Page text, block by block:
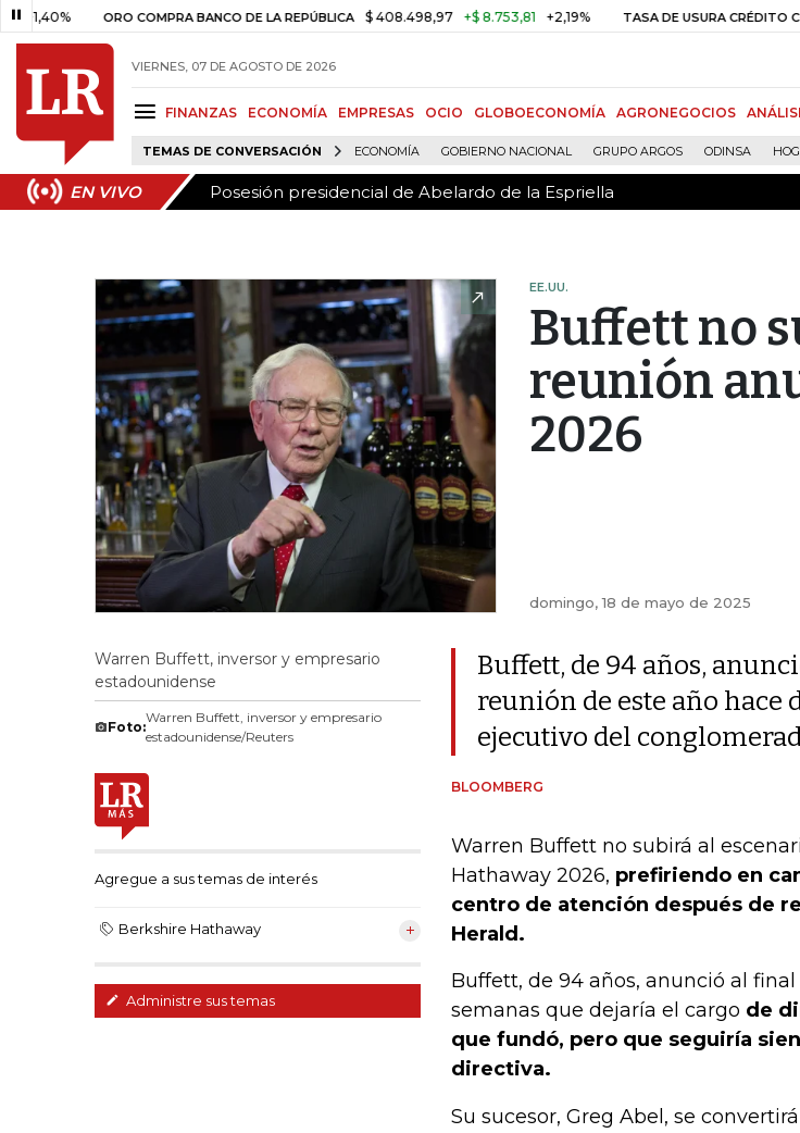
ORO COMPRA BANCO DE LA REPÚBLICA $ 408.498,97 +$ 8.753,81 +2,19% TASA DE USURA CRÉDITO CONSUMO
VIERNES, 07 DE AGOSTO DE 2026
FINANZAS ECONOMÍA EMPRESAS OCIO GLOBOECONOMÍA AGRONEGOCIOS
TEMAS DE CONVERSACIÓN ECONOMÍA GOBIERNO NACIONAL GRUPO ARGOS ODINSA
EN VIVO Posesión presidencial de Abelardo de la Espriella
EN VIVO Posesión presidencial de Abelardo de la Espriella
EE.UU.
Buffett no
reunión
2026
domingo, 18 de mayo de 2025
Warren Buffett, inversor y empresario
estadounidense
Foto:
Warren Buffett, inversor y empresario
estadounidense/Reuters
Agregue a sus temas de interés
Berkshire Hathaway
Administre sus temas
Buffett, de 94 años,
reunión de este año hace
ejecutivo del
BLOOMBERG
Warren Buffett no subirá al
Hathaway 2026, prefiriendo en
centro de atención después de
Herald.
Buffett, de 94 años, anunció al
semanas que dejaría el cargo de
que fundó, pero que seguiría
directiva.
Su sucesor, Greg Abel, se